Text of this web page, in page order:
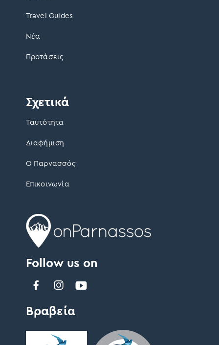
Follow us on
Βραβεία
Σχετικά
Ταυτότητα
Διαφήμιση
Ο Παρνασσός
Επικοινωνία
Travel Guides
Νέα
Προτάσεις